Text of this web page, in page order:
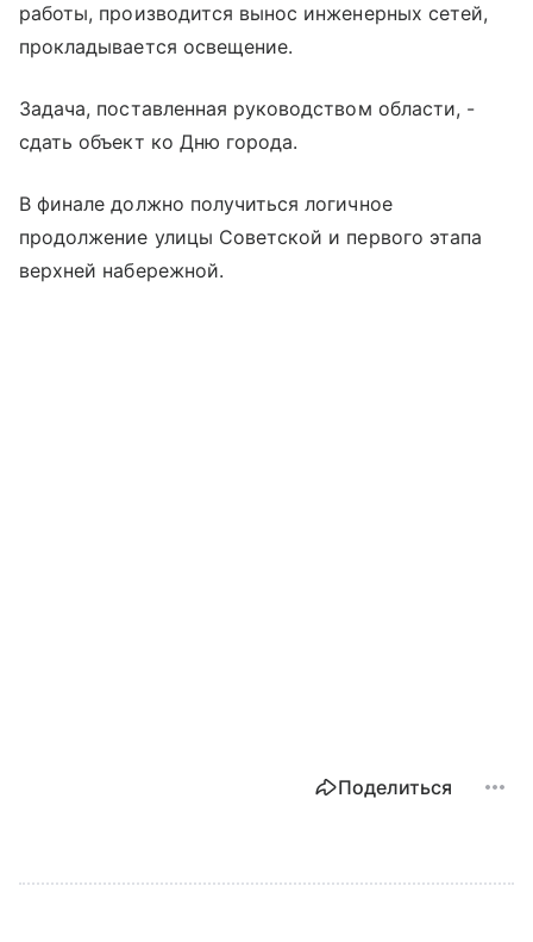
работы, производится вынос инженерных сетей,
прокладывается освещение.
Задача, поставленная руководством области, -
сдать объект ко Дню города.
В финале должно получиться логичное
продолжение улицы Советской и первого этапа
верхней набережной.
Поделиться